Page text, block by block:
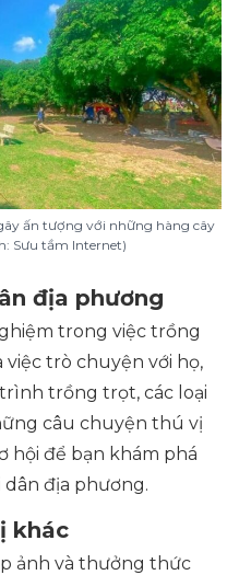
ấn tượng với những hàng cây
Sưu tầm Internet)
địa phương
trong việc trồng
việc trò chuyện với họ,
trồng trọt, các loại
câu chuyện thú vị
hội để bạn khám phá
địa phương.
khác
ảnh và thưởng thức